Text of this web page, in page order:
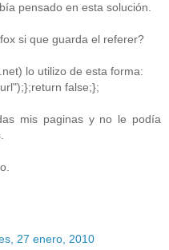
pensado en esta solución.
si que guarda el referer?
lo utilizo de esta forma:
false;};
mis paginas y no le podía
27 enero, 2010